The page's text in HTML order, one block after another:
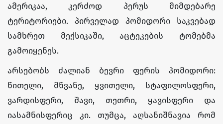
ამერიკაა, კერძოდ პერუს მიმდებარე
ტერიტორიები. პირველად პომიდორი საკვებად
სამხრეთ მექსიკაში, აცტეკების ტომებმა
გამოიყენეს.
არსებობს ძალიან ბევრი ფერის პომიდორი:
წითელი, მწვანე, ყვითელი, სტაფილოსფერი,
ვარდისფერი, შავი, თეთრი, ყავისფერი და
იასამნისფერიც კი. თუმცა, აღსანიშნავია რომ